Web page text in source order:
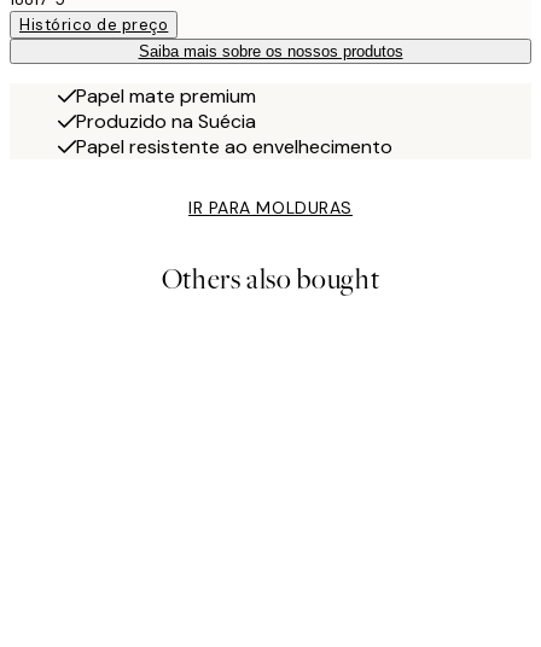
Histórico de preço
Saiba mais sobre os nossos produtos
Papel mate premium
Produzido na Suécia
Papel resistente ao envelhecimento
IR PARA MOLDURAS
Others also bought